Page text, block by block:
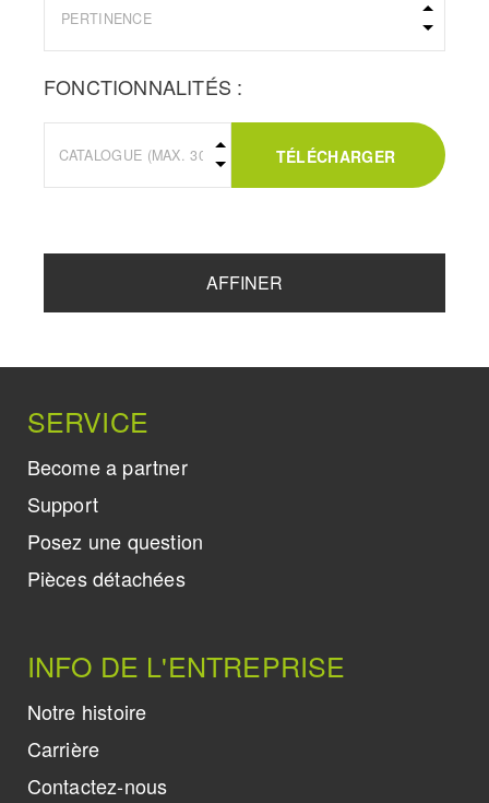
FONCTIONNALITÉS :
TÉLÉCHARGER
AFFINER
SERVICE
Become a partner
Support
Posez une question
Pièces détachées
INFO DE L'ENTREPRISE
Notre histoire
Carrière
Contactez-nous